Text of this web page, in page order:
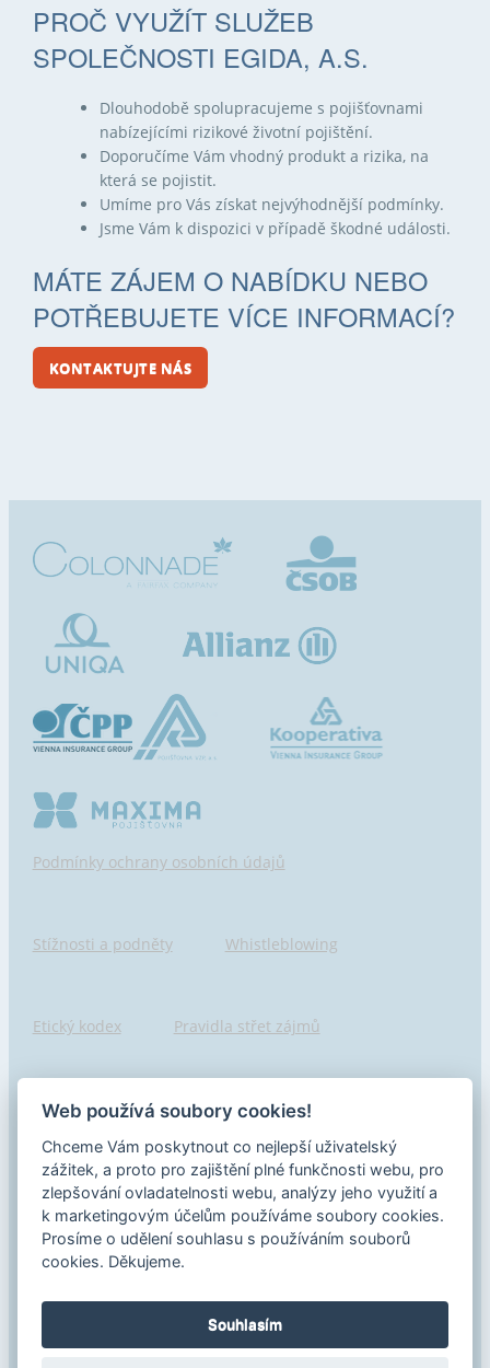
PROČ VYUŽÍT SLUŽEB
SPOLEČNOSTI EGIDA, A.S.
Dlouhodobě spolupracujeme s pojišťovnami
nabízejícími rizikové životní pojištění.
Doporučíme Vám vhodný produkt a rizika, na
která se pojistit.
Umíme pro Vás získat nejvýhodnější podmínky.
Jsme Vám k dispozici v případě škodné události.
MÁTE ZÁJEM O NABÍDKU NEBO
POTŘEBUJETE VÍCE INFORMACÍ?
KONTAKTUJTE NÁS
Podmínky ochrany osobních údajů
Stížnosti a podněty Whistleblowing
Etický kodex Pravidla střet zájmů
Hlášení porušení Pojišťovny seznam
Informace o samostatném zprostředkovateli
Ochrana spotřebitele
Web používá soubory cookies!
Chceme Vám poskytnout co nejlepší uživatelský
zážitek, a proto pro zajištění plné funkčnosti webu, pro
zlepšování ovladatelnosti webu, analýzy jeho využití a
k marketingovým účelům používáme soubory cookies.
Prosíme o udělení souhlasu s používáním souborů
cookies. Děkujeme.
Souhlasím